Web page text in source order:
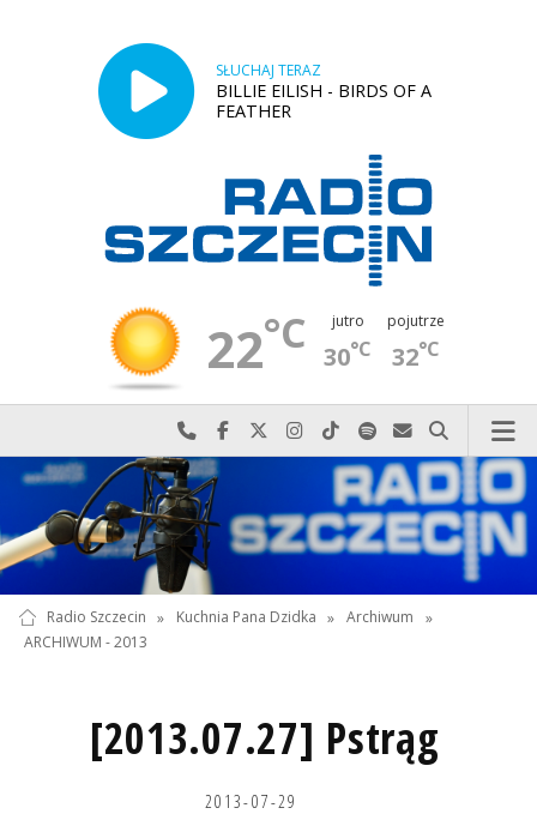
SŁUCHAJ TERAZ
BILLIE EILISH - BIRDS OF A
FEATHER
22°C jutro
30°C
pojutrze
32°C
Najlepiej po prostu do nas zadzwoń
Odwiedź nas na Facebook-u
Odwiedź nas na X
Odwiedź nas na Instagram-ie
Odwiedź nas na TikTok-u
Szukaj nas na Spotify
Wyślij do nas
Szukaj
Radio Szczecin » Kuchnia Pana Dzidka » Archiwum
»
ARCHIWUM - 2013
[2013.07.27] Pstrąg
2013-07-29